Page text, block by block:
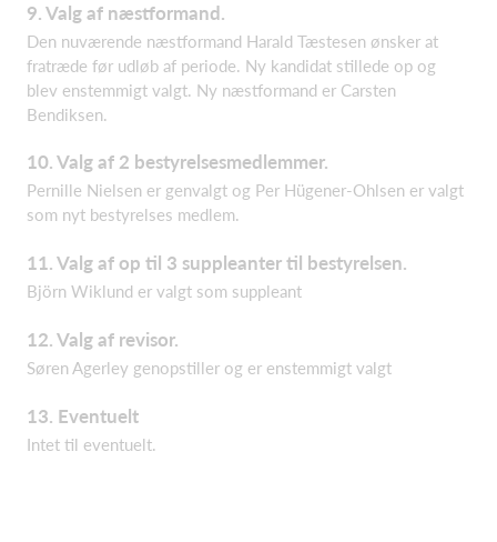
9. Valg af næstformand.
Den nuværende næstformand Harald Tæstesen ønsker at
fratræde før udløb af periode. Ny kandidat stillede op og
blev enstemmigt valgt. Ny næstformand er Carsten
Bendiksen.
10. Valg af 2 bestyrelsesmedlemmer.
Pernille Nielsen er genvalgt og Per Hügener-Ohlsen er valgt
som nyt bestyrelses medlem.
11. Valg af op til 3 suppleanter til bestyrelsen.
Björn Wiklund er valgt som suppleant
12. Valg af revisor.
Søren Agerley genopstiller og er enstemmigt valgt
13. Eventuelt
Intet til eventuelt.